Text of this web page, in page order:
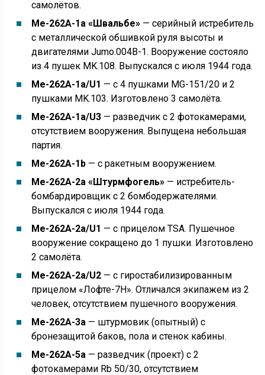
самолётов.
Me-262A-1a «Швальбе» — серийный истребитель
с металлической обшивкой руля высоты и
двигателями Jumo.004B-1. Вооружение состояло
из 4 пушек MK.108. Выпускался с июля 1944 года.
Me-262A-1a/U1 — с 4 пушками MG-151/20 и 2
пушками MK.103. Изготовлено 3 самолёта.
Me-262A-1a/U3 — разведчик с 2 фотокамерами,
отсутствием вооружения. Выпущена небольшая
партия.
Me-262A-1b — с ракетным вооружением.
Me-262A-2a «Штурмфогель» — истребитель-
бомбардировщик с 2 бомбодержателями.
Выпускался с июля 1944 года.
Me-262A-2a/U1 — с прицелом TSA. Пушечное
вооружение сокращено до 1 пушки. Изготовлено
2 самолёта.
Me-262A-2a/U2 — с гиростабилизированным
прицелом «Лофте-7H». Отличался экипажем из 2
человек, отсутствием пушечного вооружения.
Me-262A-3a — штурмовик (опытный) с
бронезащитой баков, пола и стенок кабины.
Me-262A-5a — разведчик (проект) с 2
фотокамерами Rb 50/30, отсутствием